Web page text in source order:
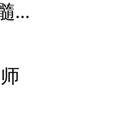
...